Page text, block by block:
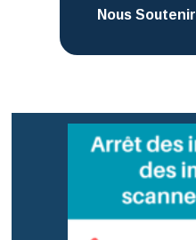
Nous Soutenir